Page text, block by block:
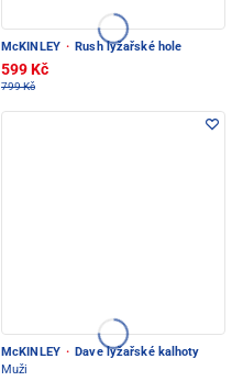
McKINLEY · Rush lyžařské hole
599 Kč
799 Kč
McKINLEY · Dave lyžařské kalhoty
Muži